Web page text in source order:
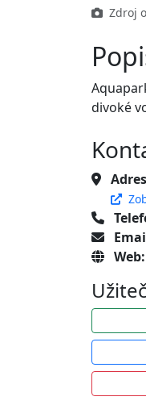
Zdroj
divoké
Web: